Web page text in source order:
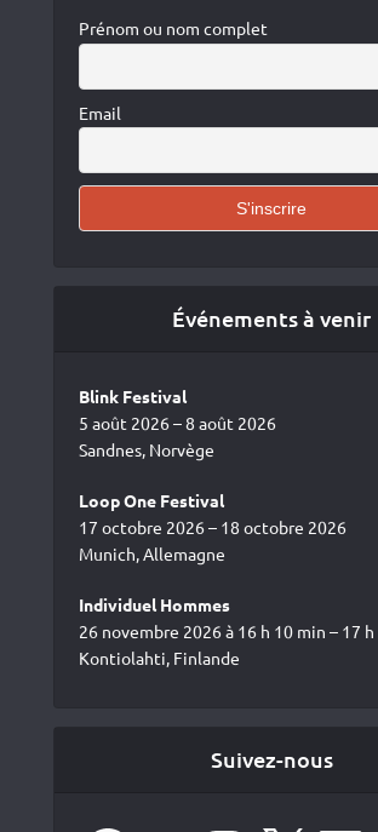
Prénom ou nom complet
Email
Événements à venir
Blink Festival
5 août 2026 – 8 août 2026
Sandnes, Norvège
Loop One Festival
17 octobre 2026 – 18 octobre 2026
Munich, Allemagne
Individuel Hommes
26 novembre 2026 à 16 h 10 min – 17
Kontiolahti, Finlande
Suivez-nous